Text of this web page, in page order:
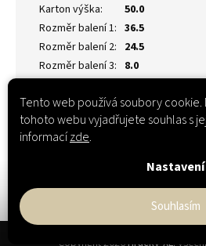
Tento web používá soubory cookie.
tohoto webu vyjadřujete souhlas s
informacízde.
Nastavení
Souhlasím
Karton výška:
50.0
Rozměr balení 1: 36.5
Rozměr balení 2: 24.5
Rozměr balení 3: 8.0
Copyright 2026Hračky-XL.